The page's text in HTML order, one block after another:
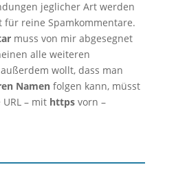
jeglicher Art werden
für reine Spamkommentare.
muss von mir abgesegnet
alle weiteren
wollt, dass man
Namenfolgen kann, müsst
– mit httpsvorn –